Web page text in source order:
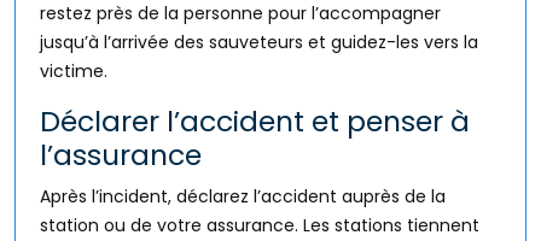
restez près de la personne pour l’accompagner
jusqu’à l’arrivée des sauveteurs et guidez-les vers la
victime.
Déclarer l’accident et penser à
l’assurance
Après l’incident, déclarez l’accident auprès de la
station ou de votre assurance. Les stations tiennent